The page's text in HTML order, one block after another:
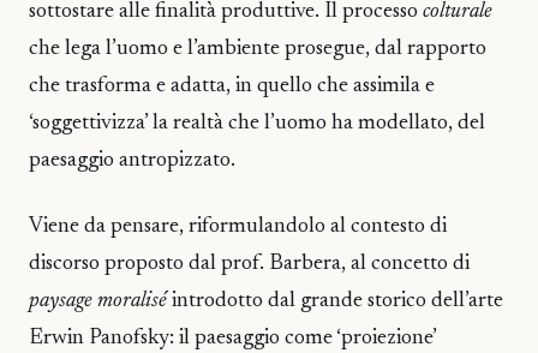
sottostare alle finalità produttive. Il processo colturale
che lega l’uomo e l’ambiente prosegue, dal rapporto
che trasforma e adatta, in quello che assimila e
‘soggettivizza’ la realtà che l’uomo ha modellato, del
paesaggio antropizzato.
Viene da pensare, riformulandolo al contesto di
discorso proposto dal prof. Barbera, al concetto di
paysage moralisé introdotto dal grande storico dell’arte
Erwin Panofsky: il paesaggio come ‘proiezione’